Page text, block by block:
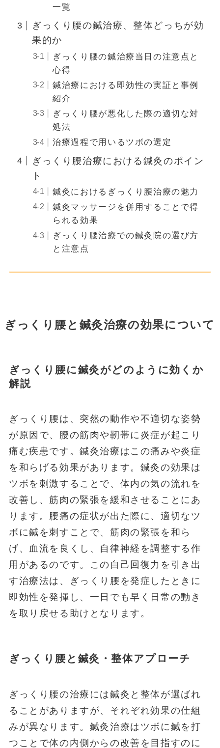
一覧
ぎっくり腰の鍼治療、整体どっちが効
果的か
ぎっくり腰の鍼治療当日の注意点と
心得
鍼治療における即効性の実証と事例
紹介
ぎっくり腰が悪化した際の適切な対
処法
治療過程で用いるツボの選定
ぎっくり腰治療における鍼灸のポイン
ト
鍼灸におけるぎっくり腰治療の魅力
鍼灸マッサージを併用することで得
られる効果
ぎっくり腰治療での鍼灸院の選び方
と注意点
ぎっくり腰と鍼灸治療の効果について
ぎっくり腰に鍼灸がどのように効くか
解説
ぎっくり腰は、突然の動作や不適切な姿勢
が原因で、腰の筋肉や靭帯に炎症が起こり
痛む疾患です。鍼灸治療はこの痛みや炎症
を和らげる効果があります。鍼灸の効果は
ツボを刺激することで、体内の気の流れを
改善し、筋肉の緊張を緩和させることにあ
ります。腰痛の症状が出た際に、適切なツ
ボに鍼を刺すことで、筋肉の緊張を和ら
げ、血流を良くし、自律神経を調整する作
用があるのです。この自己回復力を引き出
す治療法は、ぎっくり腰を発症したときに
即効性を発揮し、一日でも早く日常の動き
を取り戻せる助けとなります。
ぎっくり腰と鍼灸・整体アプローチ
ぎっくり腰の治療には鍼灸と整体が選ばれ
ることがありますが、それぞれ効果の仕組
みが異なります。鍼灸治療はツボに鍼を打
つことで体の内側からの改善を目指すのに